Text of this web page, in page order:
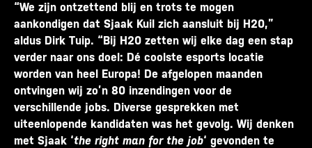
“We zijn ontzettend blij en trots te mogen
aankondigen dat Sjaak Kuil zich aansluit bij H20,”
aldus Dirk Tuip. “Bij H20 zetten wij elke dag een stap
verder naar ons doel: Dé coolste esports locatie
worden van heel Europa! De afgelopen maanden
ontvingen wij zo’n 80 inzendingen voor de
verschillende jobs. Diverse gesprekken met
uiteenlopende kandidaten was het gevolg. Wij denken
met Sjaak ‘the right man for the job‘ gevonden te